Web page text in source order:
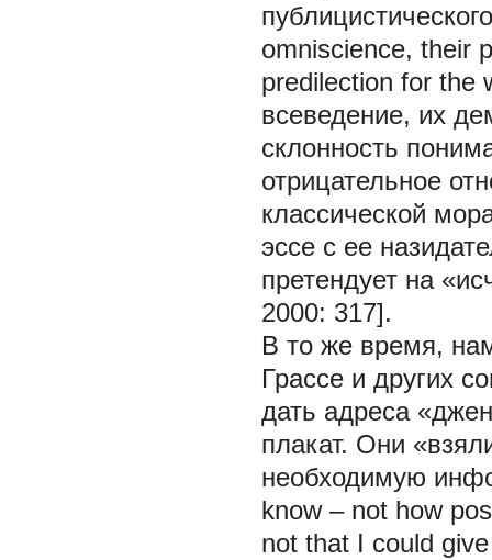
omniscience, their
predilection for the
всеведение, их
склонность
отрицательное
классической
эссе с ее
претендует на
2000: 317].
В то же время,
Грассе и других
дать адреса
плакат. Они
необходимую
know – not how
not that I could